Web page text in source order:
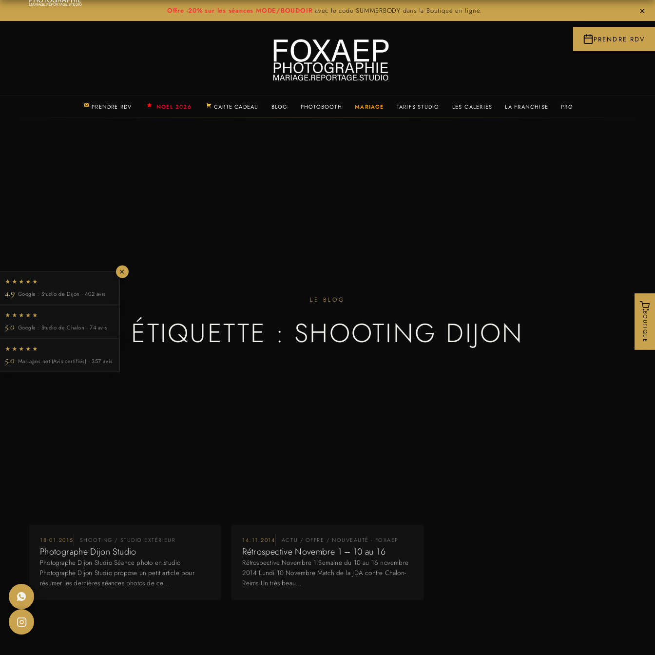
Offre -20% sur les séances MODE/BOUDOIR avec le code SUMMERBODY dans la Boutique en ligne. ×
PRENDRE RDV NOEL 2026 CARTE CADEAU BLOG PHOTOBOOTH MARIAGE TARIFS STUDIO LES GALERIES LA FRANCHISE PRO
LE BLOG
ÉTIQUETTE : SHOOTING DIJON
18.01.2015 SHOOTING / STUDIO EXTÉRIEUR
Photographe Dijon Studio
Photographe Dijon Studio Séance photo en studio
Photographe Dijon Studio propose un petit article pour
résumer les dernières séances photos de ce…
14.11.2014 ACTU / OFFRE / NOUVEAUTÉ - FOXAEP
Rétrospective Novembre 1 – 10 au 16
Rétrospective Novembre 1 Semaine du 10 au 16 novembre
2014 Lundi 10 Novembre Match de la JDA contre Chalon-
Reims Un très beau…
×
★★★★★
4.9 Google : Studio de Dijon · 402 avis
★★★★★
5.0 Google : Studio de Chalon · 74 avis
★★★★★
5.0 Mariages.net (Avis certifiés) · 357 avis
BOUTIQUE
PRENDRE RDV